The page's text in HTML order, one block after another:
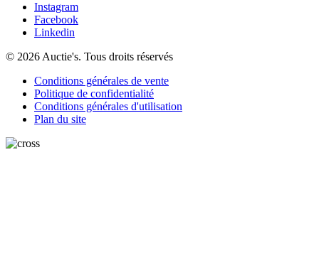
Instagram
Facebook
Linkedin
© 2026 Auctie's. Tous droits réservés
Conditions générales de vente
Politique de confidentialité
Conditions générales d'utilisation
Plan du site